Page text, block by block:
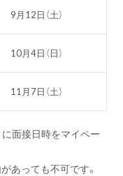
9月12日（土）
10月4日（日）
11月7日（土）
に面接日時をマイペー
あっても不可です。